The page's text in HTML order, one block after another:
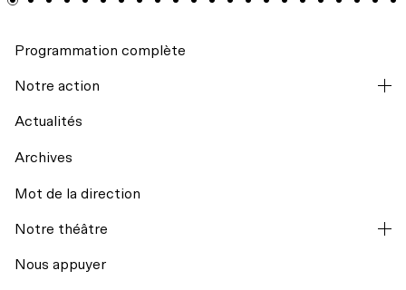
Programmation complète
Notre action
La codiffusion
Actualités
Archives
Mot de la direction
Notre théâtre
Nous appuyer